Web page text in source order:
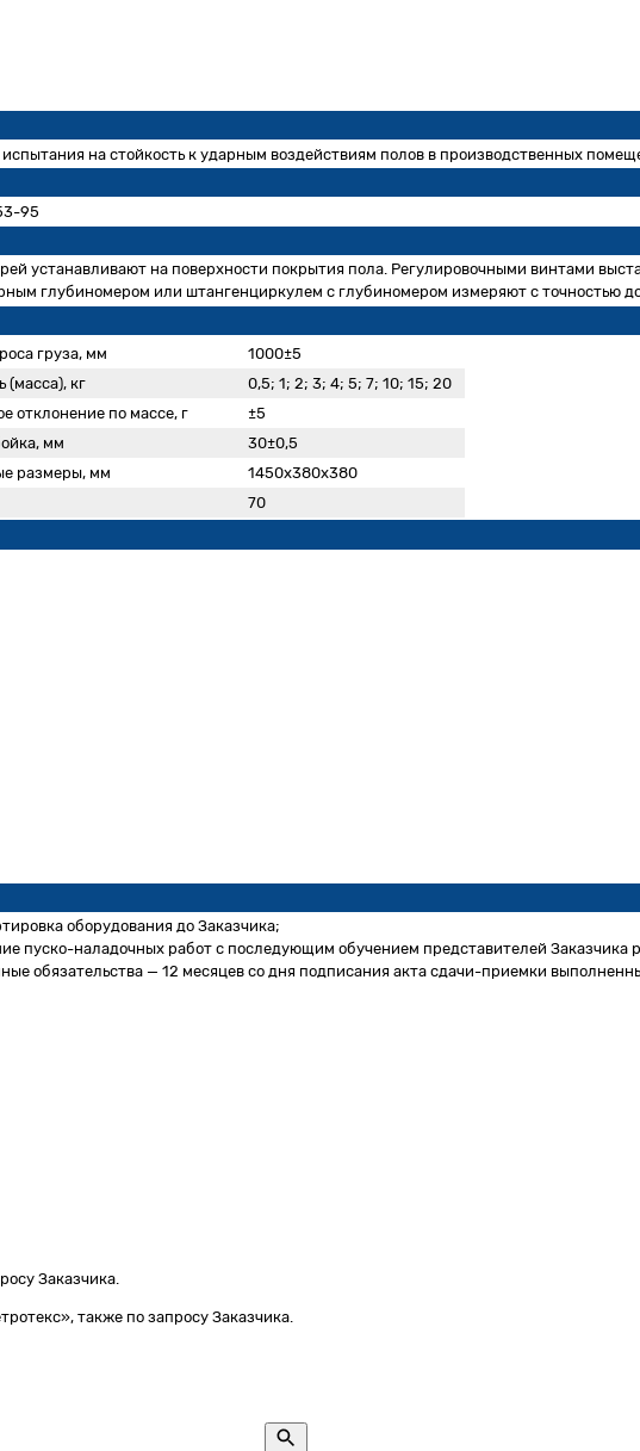
на стойкость к ударным воздействиям полов в производственных
95
устанавливают на поверхности покрытия пола. Регулировочными винтами
глубиномером или штангенциркулем с глубиномером измеряют с точностью
груза, мм
1000±5
(масса), кг
0,5; 1; 2; 3; 4; 5; 7; 10; 15; 20
отклонение по массе, г
±5
мм
30±0,5
размеры, мм
1450х380х380
70
оборудования до Заказчика;
пуско-наладочных работ с последующим обучением представителей Заказчика
обязательства — 12 месяцев со дня подписания акта сдачи-приемки
Заказчика.
также по запросу Заказчика.